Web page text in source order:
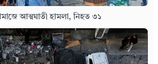
আত্মঘাতী হামলা, নিহত ৩১